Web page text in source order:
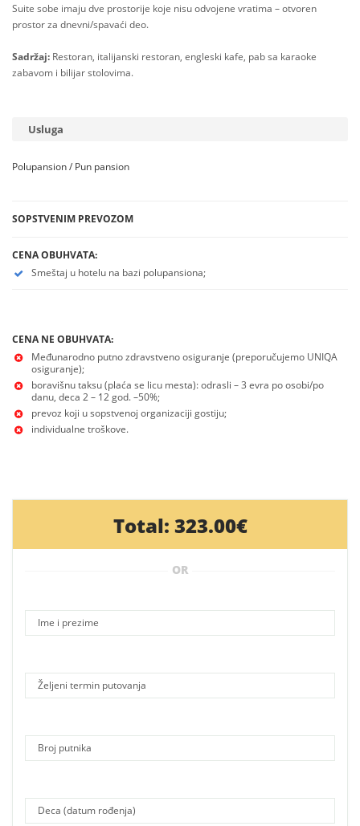
Suite sobe imaju dve prostorije koje nisu odvojene vratima – otvoren
prostor za dnevni/spavaći deo.
Sadržaj: Restoran, italijanski restoran, engleski kafe, pab sa karaoke
zabavom i bilijar stolovima.
Usluga
Polupansion / Pun pansion
SOPSTVENIM PREVOZOM
CENA OBUHVATA:
Smeštaj u hotelu na bazi polupansiona;
CENA NE OBUHVATA:
Međunarodno putno zdravstveno osiguranje (preporučujemo UNIQA
osiguranje);
boravišnu taksu (plaća se licu mesta): odrasli – 3 evra po osobi/po
danu, deca 2 – 12 god. –50%;
prevoz koji u sopstvenoj organizaciji gostiju;
individualne troškove.
Total: 323.00€
OR